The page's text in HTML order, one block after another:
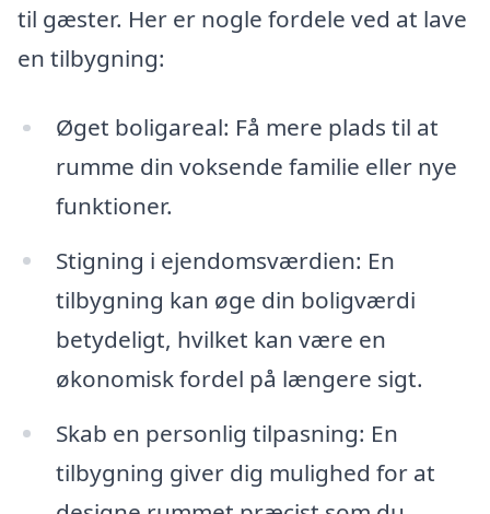
til gæster. Her er nogle fordele ved at lave
en tilbygning:
Øget boligareal: Få mere plads til at
rumme din voksende familie eller nye
funktioner.
Stigning i ejendomsværdien: En
tilbygning kan øge din boligværdi
betydeligt, hvilket kan være en
økonomisk fordel på længere sigt.
Skab en personlig tilpasning: En
tilbygning giver dig mulighed for at